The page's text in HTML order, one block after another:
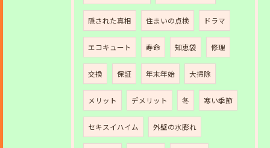
隠された真相 住まいの点検 ドラマ
エコキュート 寿命 知恵袋 修理
交換 保証 年末年始 大掃除
メリット デメリット 冬 寒い季節
セキスイハイム 外壁の水膨れ